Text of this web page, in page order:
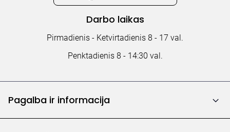
Darbo laikas
Pirmadienis - Ketvirtadienis 8 - 17 val.
Penktadienis 8 - 14:30 val.
Pagalba ir informacija